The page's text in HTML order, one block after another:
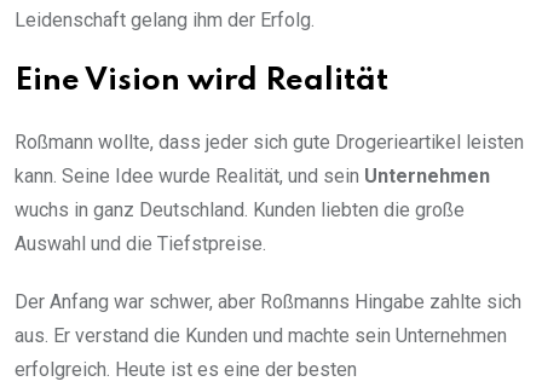
Leidenschaft gelang ihm der Erfolg.
Eine Vision wird Realität
Roßmann wollte, dass jeder sich gute Drogerieartikel leisten
kann. Seine Idee wurde Realität, und sein Unternehmen
wuchs in ganz Deutschland. Kunden liebten die große
Auswahl und die Tiefstpreise.
Der Anfang war schwer, aber Roßmanns Hingabe zahlte sich
aus. Er verstand die Kunden und machte sein Unternehmen
erfolgreich. Heute ist es eine der besten